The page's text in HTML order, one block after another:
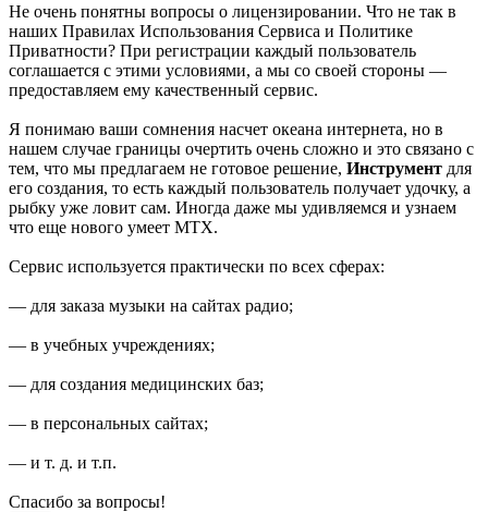
Не очень понятны вопросы о лицензировании. Что не так в
наших Правилах Использования Сервиса и Политике
Приватности? При регистрации каждый пользователь
соглашается с этими условиями, а мы со своей стороны —
предоставляем ему качественный сервис.
Я понимаю ваши сомнения насчет океана интернета, но в
нашем случае границы очертить очень сложно и это связано с
тем, что мы предлагаем не готовое решение, Инструмент для
его создания, то есть каждый пользователь получает удочку, а
рыбку уже ловит сам. Иногда даже мы удивляемся и узнаем
что еще нового умеет МТХ.
Сервис используется практически по всех сферах:
— для заказа музыки на сайтах радио;
— в учебных учреждениях;
— для создания медицинских баз;
— в персональных сайтах;
— и т. д. и т.п.
Спасибо за вопросы!